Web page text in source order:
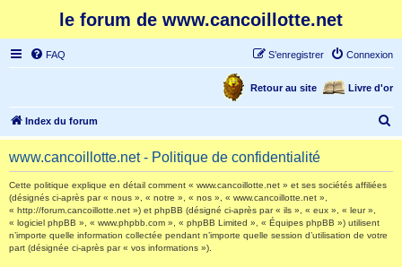
le forum de www.cancoillotte.net
FAQ Connexion
S’enregistrer
Livre d'or
Retour au site
Index du forum
e
www.cancoillotte.net - Politique de confidentialité
Cette politique explique en détail comment « www.cancoillotte.net » et ses sociétés affiliées
(désignés ci-après par « nous », « notre », « nos », « www.cancoillotte.net »,
« http://forum.cancoillotte.net ») et phpBB (désigné ci-après par « ils », « eux », « leur »,
« logiciel phpBB », « www.phpbb.com », « phpBB Limited », « Équipes phpBB ») utilisent
n’importe quelle information collectée pendant n’importe quelle session d’utilisation de votre
part (désignée ci-après par « vos informations »).